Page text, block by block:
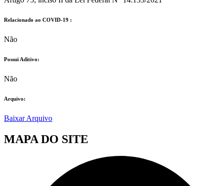
Relacionado ao COVID-19 :​
Não
Possui Aditivo:​
Não
Arquivo:
Baixar Arquivo
MAPA DO SITE